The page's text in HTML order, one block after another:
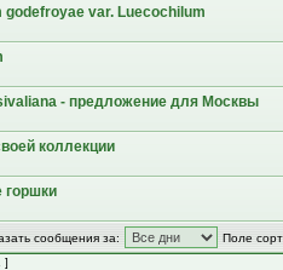
var. Luecochilum
- предложение для Москвы
коллекции
горшки
сообщения за:
Поле
]